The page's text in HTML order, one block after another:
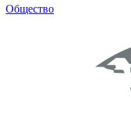
Общество